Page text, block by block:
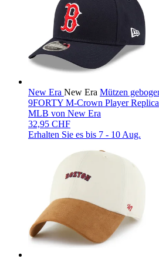
New Era New Era Mützen
9FORTY M-Crown Player
MLB von New Era
32,95 CHF
Erhalten Sie es bis 7 - 10 Aug.